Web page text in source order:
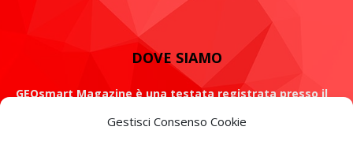
Gestisci Consenso Cookie
DOVE SIAMO
GEOsmart Magazine è una testata registrata presso il